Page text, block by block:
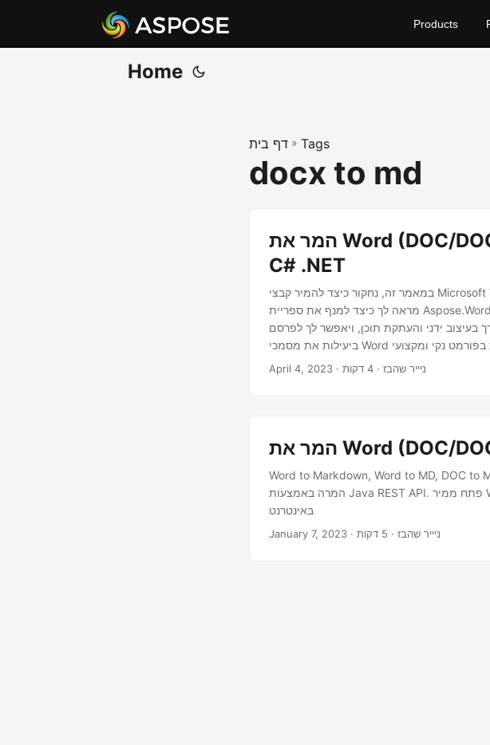
Products
Home
דף בית » Tags
docx to md
המר את Word (DOC/DOCX) ל-Markdown (MD) באמצעות
C# .NET
במאמר זה, נחקור כיצד להמיר קבצי Microsoft Word לפורמט Markdown (MD) באמצעות שפת התכנות C#. זה
מראה לך כיצד למנף את ספריית Aspose.Words עבור .NET כדי להמיר בצורה חלקה מסמכי Word ל-Markdown.
בעיצוב ידני והעתקת תוכן, ויאפשר לך לפרסם
April 4, 2023 · ניייר שהבז · 4 דקות
Word to Markdown, Word to MD, DOC to
המרה באמצעות Java REST API. פתח ממיר Word ל-Markdown המספק יכולות להמיר DOCX ל-Markdown
באינטרנט
January 7, 2023 · ניייר שהבז · 5 דקות